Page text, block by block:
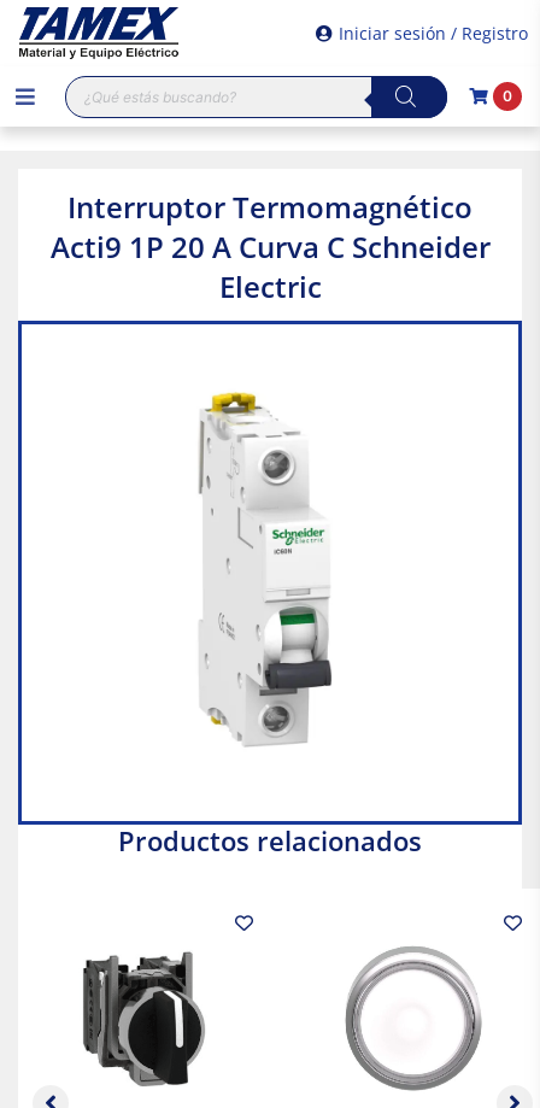
Iniciar sesión / Registro
Búsqueda
de
productos
0
Interruptor Termomagnético
Acti9 1P 20 A Curva C Schneider
Electric
Productos relacionados